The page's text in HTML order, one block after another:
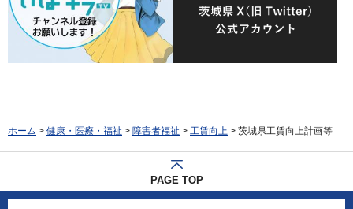
ホーム > 健康・医療・福祉 > 障害者福祉 > 工賃向上 > 茨城県工賃向上計画等
PAGE TOP